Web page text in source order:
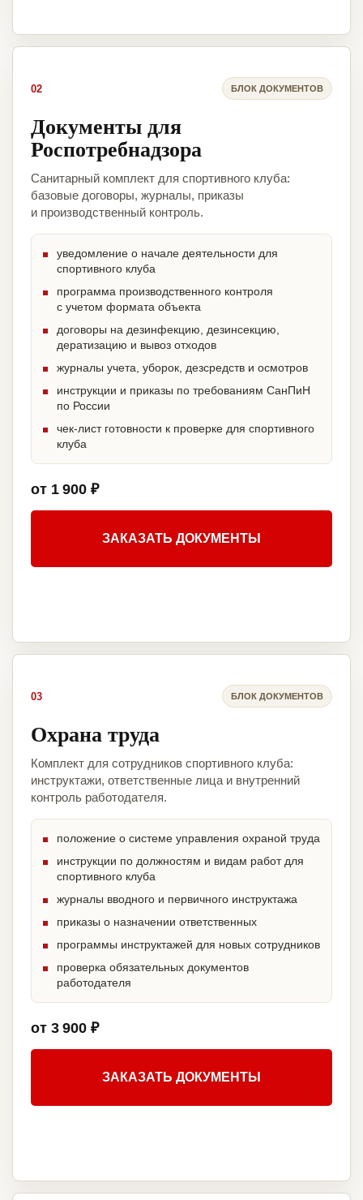
02 БЛОК ДОКУМЕНТОВ
Документы для
Роспотребнадзора
Санитарный комплект для спортивного клуба:
базовые договоры, журналы, приказы
и производственный контроль.
уведомление о начале деятельности для
спортивного клуба
программа производственного контроля
с учетом формата объекта
договоры на дезинфекцию, дезинсекцию,
дератизацию и вывоз отходов
журналы учета, уборок, дезсредств и осмотров
инструкции и приказы по требованиям СанПиН
по России
чек-лист готовности к проверке для спортивного
клуба
от 1 900 ₽
ЗАКАЗАТЬ ДОКУМЕНТЫ
03 БЛОК ДОКУМЕНТОВ
Охрана труда
Комплект для сотрудников спортивного клуба:
инструктажи, ответственные лица и внутренний
контроль работодателя.
положение о системе управления охраной труда
инструкции по должностям и видам работ для
спортивного клуба
журналы вводного и первичного инструктажа
приказы о назначении ответственных
программы инструктажей для новых сотрудников
проверка обязательных документов
работодателя
от 3 900 ₽
ЗАКАЗАТЬ ДОКУМЕНТЫ